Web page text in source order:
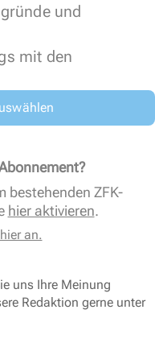
und
mit den
bestehenden ZFK-
hier aktivieren.
an.
uns Ihre Meinung
Redaktion gerne unter